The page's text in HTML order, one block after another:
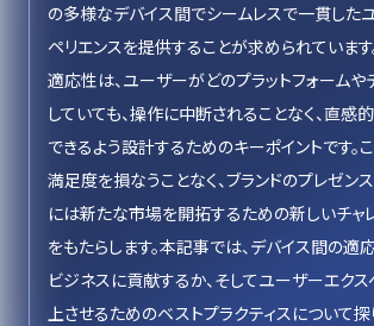
の多様なデバイス間でシームレスで一貫した
ペリエンスを提供することが求められています
適応性は、ユーザーがどのプラットフォームや
していても、操作に中断されることなく、直感
できるよう設計するためのキーポイントです。
満足度を損なうことなく、ブランドのプレゼン
には新たな市場を開拓するための新しいチャ
をもたらします。本記事では、デバイス間の適
ビジネスに貢献するか、そしてユーザーエク
上させるためのベストプラクティスについて探